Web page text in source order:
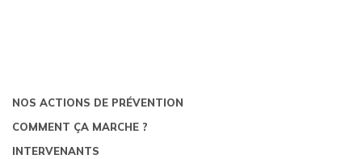
NOS ACTIONS DE PRÉVENTION
COMMENT ÇA MARCHE ?
INTERVENANTS